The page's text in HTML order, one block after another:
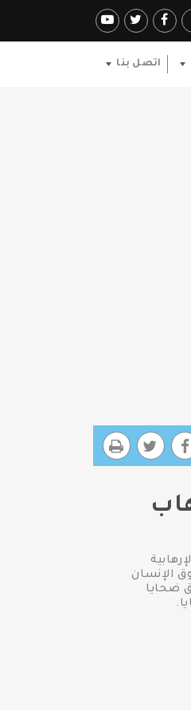
اتصل بنا
من أجل تعزيز حقوق الإنسان
ضحايا